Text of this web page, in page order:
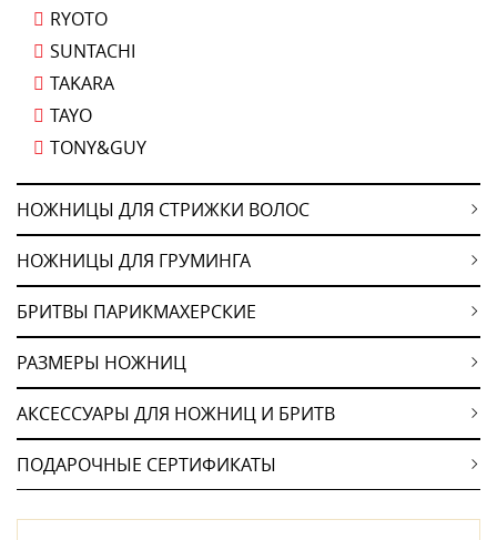
RYOTO
SUNTACHI
TAKARA
TAYO
TONY&GUY
НОЖНИЦЫ ДЛЯ СТРИЖКИ ВОЛОС
НОЖНИЦЫ ДЛЯ ГРУМИНГА
БРИТВЫ ПАРИКМАХЕРСКИЕ
РАЗМЕРЫ НОЖНИЦ
АКСЕССУАРЫ ДЛЯ НОЖНИЦ И БРИТВ
ПОДАРОЧНЫЕ СЕРТИФИКАТЫ